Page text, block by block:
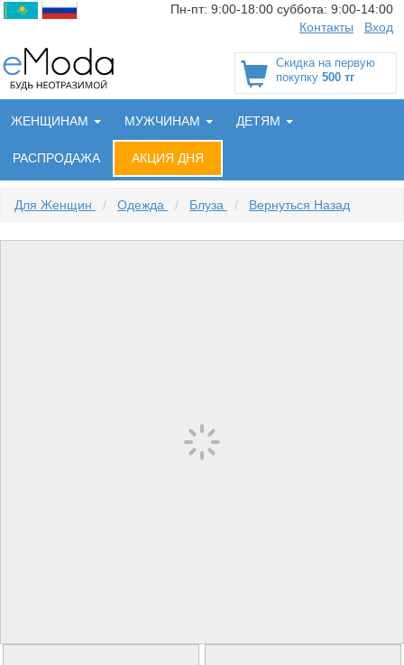
Пн-пт: 9:00-18:00 суббота: 9:00-14:00
Контакты
Вход
Скидка на первую
покупку 500 тг
ЖЕНЩИНАМ МУЖЧИНАМ ДЕТЯМ
РАСПРОДАЖА АКЦИЯ ДНЯ
Для Женщин / Одежда / Блуза / Вернуться Назад